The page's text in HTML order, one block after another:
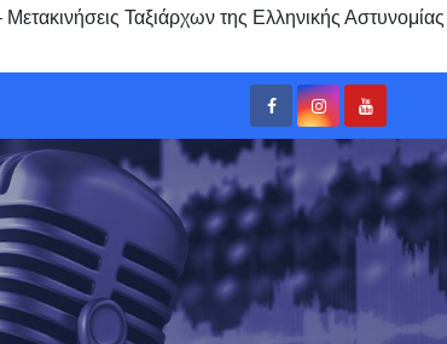
Ταξιάρχων της Ελληνικής Αστυνομίας